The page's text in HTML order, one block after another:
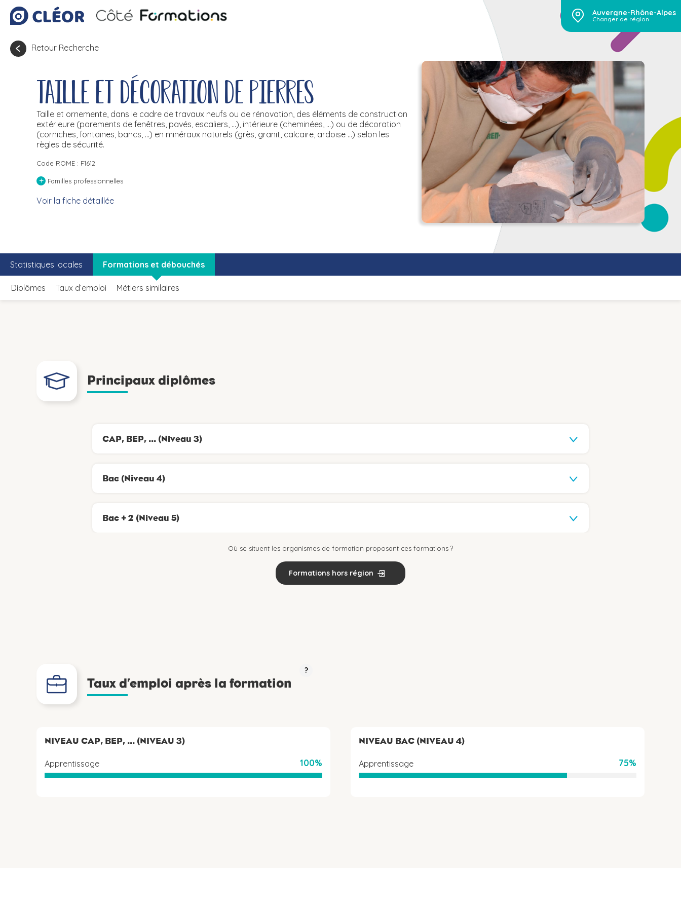
Auvergne-Rhône-Alpes
Changer de région
Retour Recherche
Taille et décoration de pierres
Taille et ornemente, dans le cadre de travaux neufs ou de rénovation, des éléments de construction
extérieure (parements de fenêtres, pavés, escaliers, ...), intérieure (cheminées, ...) ou de décoration
(corniches, fontaines, bancs, ...) en minéraux naturels (grès, granit, calcaire, ardoise ...) selon les
règles de sécurité.
Code ROME : F1612
+ Familles professionnelles
Voir la fiche détaillée
Statistiques locales Formations et débouchés
Diplômes Taux d’emploi Métiers similaires
Principaux diplômes
CAP, BEP, ... (Niveau 3)
Bac (Niveau 4)
Bac + 2 (Niveau 5)
Où se situent les organismes de formation proposant ces formations ?
Formations hors région
Taux d’emploi après la formation
?
NIVEAU CAP, BEP, ... (NIVEAU 3)
Apprentissage 100%
NIVEAU BAC (NIVEAU 4)
Apprentissage 75%